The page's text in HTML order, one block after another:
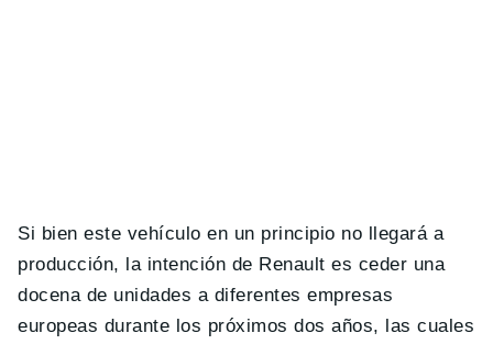
Si bien este vehículo en un principio no llegará a
producción, la intención de Renault es ceder una
docena de unidades a diferentes empresas
europeas durante los próximos dos años, las cuales